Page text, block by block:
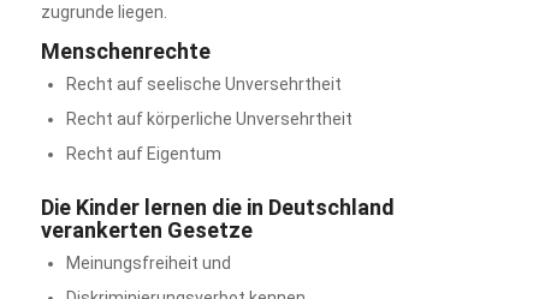
zugrunde liegen.
Menschenrechte
Recht auf seelische Unversehrtheit
Recht auf körperliche Unversehrtheit
Recht auf Eigentum
Die Kinder lernen die in Deutschland
verankerten Gesetze
Meinungsfreiheit und